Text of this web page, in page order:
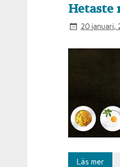
Hetaste
20 januari,
Läs mer